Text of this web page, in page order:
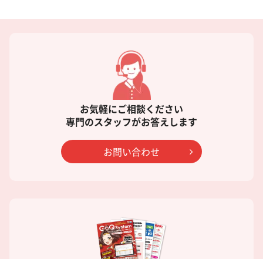
お気軽にご相談ください
専門のスタッフがお答えします
お問い合わせ